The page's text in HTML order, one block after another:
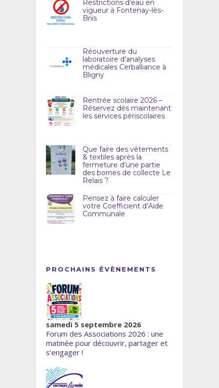
Restrictions d’eau en
vigueur à Fontenay-lès-
Briis
Réouverture du
laboratoire d’analyses
médicales Cerballiance à
Bligny
Rentrée scolaire 2026 –
Réservez dès maintenant
les services périscolaires
Que faire des vêtements
& textiles après la
fermeture d’une partie
des bornes de collecte Le
Relais ?
Pensez à faire calculer
votre Coefficient d’Aide
Communale
PROCHAINS ÉVÈNEMENTS
samedi 5 septembre 2026
Forum des Associations 2026 : une
matinée pour découvrir, partager et
s’engager !